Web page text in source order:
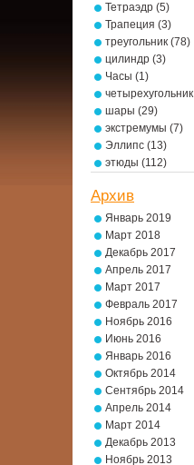
Тетраэдр (5)
Трапеция (3)
треугольник (78)
цилиндр (3)
Часы (1)
четырехугольник
шары (29)
экстремумы (7)
Эллипс (13)
этюды (112)
Архив
Январь 2019
Март 2018
Декабрь 2017
Апрель 2017
Март 2017
Февраль 2017
Ноябрь 2016
Июнь 2016
Январь 2016
Октябрь 2014
Сентябрь 2014
Апрель 2014
Март 2014
Декабрь 2013
Ноябрь 2013